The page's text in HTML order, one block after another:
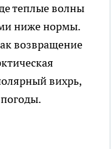
теплые волны
ниже нормы.
возвращение
вихрь,